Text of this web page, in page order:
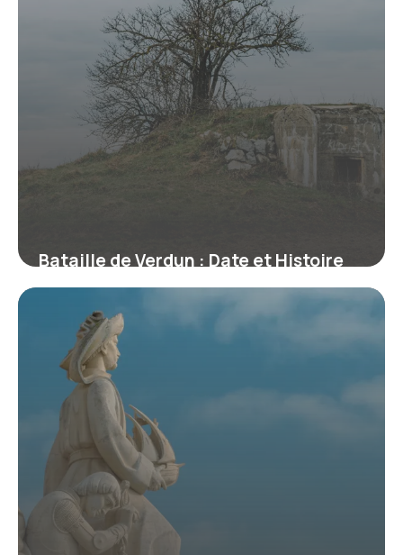
Bataille de Verdun : Date et Histoire
Complète
16 juin 2026